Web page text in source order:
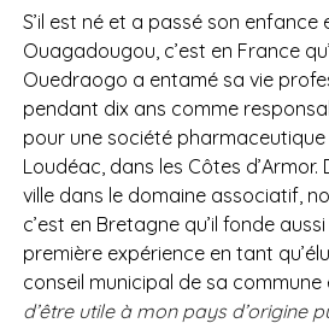
S’il est né et a passé son
Ouagadougou, c’est en France
Ouedraogo a entamé sa vie
pendant dix ans comme
pour une société
Loudéac, dans les Côtes
ville dans le domaine associatif,
c’est en Bretagne qu’il fonde
première expérience en tant
conseil municipal de sa commune
d’être utile à mon pays d’origine